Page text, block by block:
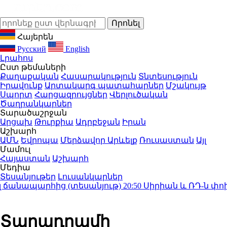
Հայերեն
Русский
English
Լրահոս
Ըստ թեմաների
Քաղաքական Հասարակություն Տնտեսություն
Իրավունք Արտակարգ պատահարներ Մշակույթ
Սպորտ Հարցազրույցներ Վերլուծական
Ծաղրանկարներ
Տարածաշրջան
Արցախ Թուրքիա Ադրբեջան Իրան
Աշխարհ
ԱՄՆ Եվրոպա Մերձավոր Արևելք Ռուսաստան Այլ
Մամուլ
Հայաստան Աշխարհ
Մեդիա
Տեսանյութեր Լուսանկարներ
(տեսանյութ)20:50Սիրիան և ՌԴ-ն
Տարադրամի